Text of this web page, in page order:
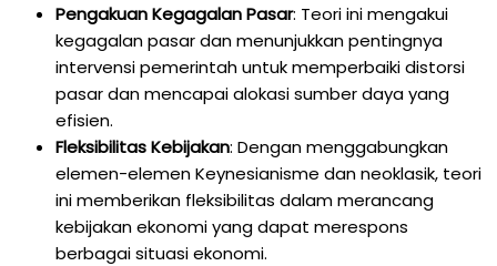
Pengakuan Kegagalan Pasar: Teori ini mengakui
kegagalan pasar dan menunjukkan pentingnya
intervensi pemerintah untuk memperbaiki distorsi
pasar dan mencapai alokasi sumber daya yang
efisien.
Fleksibilitas Kebijakan: Dengan menggabungkan
elemen-elemen Keynesianisme dan neoklasik, teori
ini memberikan fleksibilitas dalam merancang
kebijakan ekonomi yang dapat merespons
berbagai situasi ekonomi.